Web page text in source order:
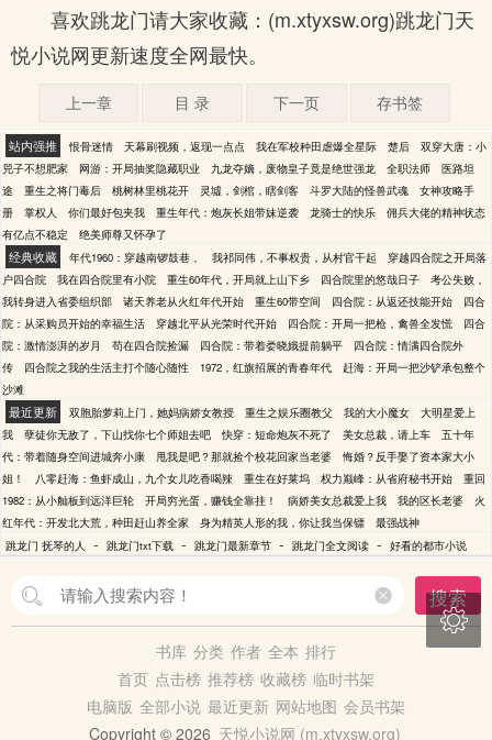
喜欢跳龙门请大家收藏：(m.xtyxsw.org)跳龙门天
悦小说网更新速度全网最快。
上一章 目 录 下一页 存书签
站内强推 恨骨迷情 天幕刷视频，返现一点点 我在军校种田虐爆全星际 楚后
双穿大唐：小
兕子不想肥家
网游：开局抽奖隐藏职业 九龙夺嫡，废物皇子竟是绝世强龙 全职法师
医路坦
途
重生之将门毒后 桃树林里桃花开 灵墟，剑棺，瞎剑客 斗罗大陆的怪兽武魂
女神攻略手
册
掌权人 你们最好包夹我 重生年代：炮灰长姐带妹逆袭 龙骑士的快乐
佣兵大佬的精神状态
有亿点不稳定
绝美师尊又怀孕了
经典收藏 年代1960：穿越南锣鼓巷， 我祁同伟，不事权贵，从村官干起
穿越四合院之开局落
户四合院
我在四合院里有小院 重生60年代，开局就上山下乡 四合院里的悠哉日子
考公失败，
我转身进入省委组织部
诸天养老从火红年代开始 重生60带空间 四合院：从返还技能开始
四合
院：从采购员开始的幸福生活
穿越北平从光荣时代开始 四合院：开局一把枪，禽兽全发慌
四合
院：激情澎湃的岁月
苟在四合院捡漏 四合院：带着娄晓娥提前躺平
四合院：情满四合院外
传
四合院之我的生活主打个随心随性 1972，红旗招展的青春年代
赶海：开局一把沙铲承包整个
沙滩
最近更新 双胞胎萝莉上门，她妈病娇女教授 重生之娱乐圈教父 我的大小魔女
大明星爱上
我
孽徒你无敌了，下山找你七个师姐去吧 快穿：短命炮灰不死了 美女总裁，请上车
五十年
代：带着随身空间进城奔小康
甩我是吧？那就捡个校花回家当老婆
悔婚？反手娶了资本家大小
姐！
八零赶海：鱼虾成山，九个女儿吃香喝辣 重生在好莱坞 权力巅峰：从省府秘书开始
重回
1982：从小舢板到远洋巨轮
开局穷光蛋，赚钱全靠挂！ 病娇美女总裁爱上我 我的区长老婆
火
红年代：开发北大荒，种田赶山养全家
身为精英人形的我，你让我当保镖
最强战神
跳龙门 抚琴的人
- 跳龙门txt下载 - 跳龙门最新章节 - 跳龙门全文阅读 - 好看的都市小说
搜索
书库 分类 作者 全本 排行
首页 点击榜 推荐榜 收藏榜 临时书架
电脑版 全部小说 最近更新 网站地图 会员书架
Copyright © 2026 天悦小说网 (m.xtyxsw.org)
